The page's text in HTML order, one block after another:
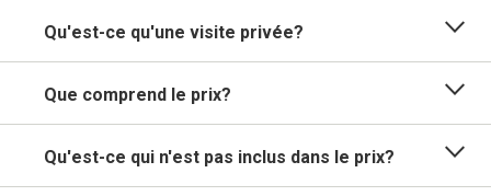
Qu'est-ce qu'une visite privée?
Que comprend le prix?
Qu'est-ce qui n'est pas inclus dans le prix?